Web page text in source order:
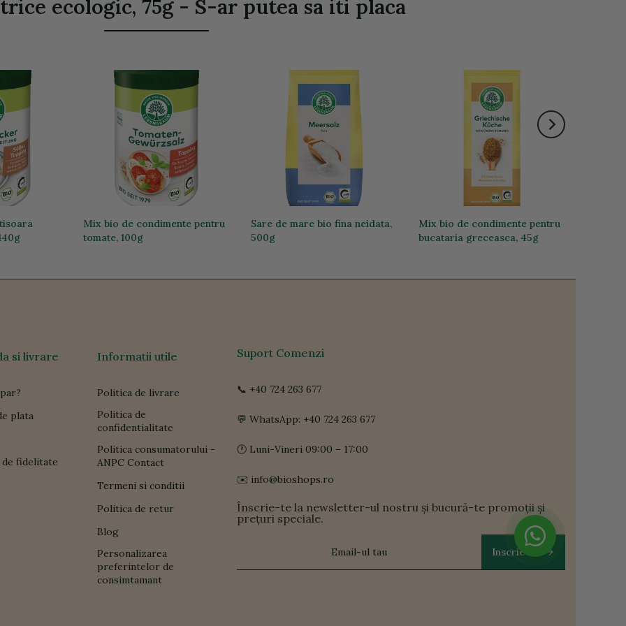
ecologic, 75g - S-ar putea sa iti placa
Mix bio de condimente pentru
tomate, 100g
Sare de mare bio fina neidata,
500g
Mix bio de condimente pentru
bucataria greceasca, 45g
si livrare
plata
fidelitate
Informatii utile
Politica de livrare
Politica de
confidentialitate
Politica consumatorului -
ANPC Contact
Termeni si conditii
Politica de retur
Blog
Personalizarea
preferintelor de
consimtamant
Suport Comenzi
📞 +40 724 263 677
💬 WhatsApp: +40 724 263 677
🕐 Luni-Vineri 09:00 – 17:00
✉️ info@bioshops.ro
Înscrie-te la newsletter-ul nostru și bucură-te promoții și
prețuri speciale.
Inscrie-te